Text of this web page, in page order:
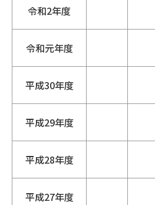
令和2年度
令和元年度
平成30年度
平成29年度
平成28年度
平成27年度